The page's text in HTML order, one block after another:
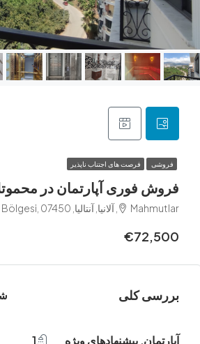
فرصت های اجتناب ناپذیر
آپارتمان در محموتلار، آلانیا
کلی شناسه ملک:DM - 074
پیشنهادهای ویژه 1